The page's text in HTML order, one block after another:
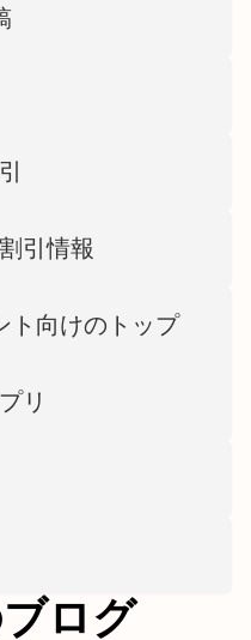
引情報
ト向けのトップ
リ
ログ